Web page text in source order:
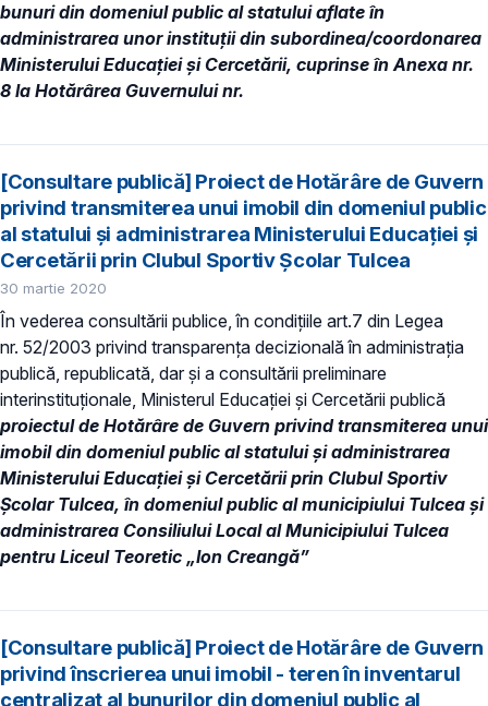
bunuri din domeniul public al statului aflate în
administrarea unor instituții din subordinea/coordonarea
Ministerului Educației și Cercetării, cuprinse în Anexa nr.
8 la Hotărârea Guvernului nr.
[Consultare publică] Proiect de Hotărâre de Guvern
privind transmiterea unui imobil din domeniul public
al statului și administrarea Ministerului Educației și
Cercetării prin Clubul Sportiv Școlar Tulcea
30 martie 2020
În vederea consultării publice, în condiţiile art.7 din Legea
nr. 52/2003 privind transparenţa decizională în administraţia
publică, republicată, dar și a consultării preliminare
interinstituționale, Ministerul Educaţiei și Cercetării publică
proiectul de Hotărâre de Guvern privind transmiterea unui
imobil din domeniul public al statului și administrarea
Ministerului Educației și Cercetării prin Clubul Sportiv
Școlar Tulcea, în domeniul public al municipiului Tulcea și
administrarea Consiliului Local al Municipiului Tulcea
pentru Liceul Teoretic „Ion Creangă”
[Consultare publică] Proiect de Hotărâre de Guvern
privind înscrierea unui imobil - teren în inventarul
centralizat al bunurilor din domeniul public al